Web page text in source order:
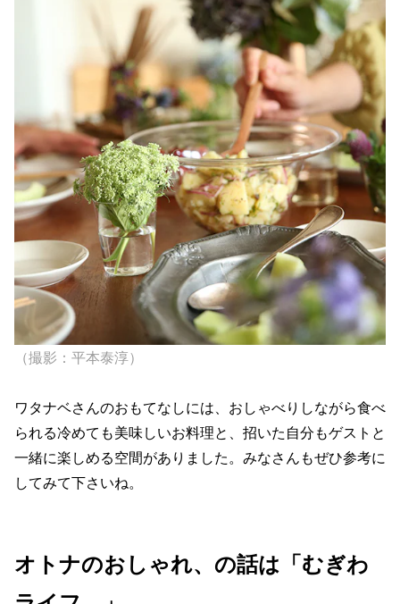
（撮影：平本泰淳）
ワタナベさんのおもてなしには、おしゃべりしながら食べ
られる冷めても美味しいお料理と、招いた自分もゲストと
一緒に楽しめる空間がありました。みなさんもぜひ参考に
してみて下さいね。
オトナのおしゃれ、の話は「むぎわ